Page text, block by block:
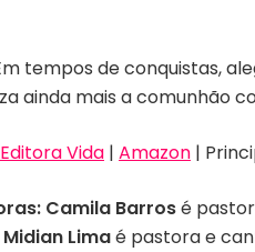
tempos de conquistas,
ainda mais a comunhão
Vida | Amazon |
Camila Barrosé
Midian Limaé pastora e